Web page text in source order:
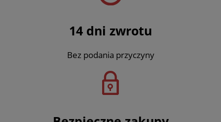
14 dni zwrotu
Bez podania przyczyny